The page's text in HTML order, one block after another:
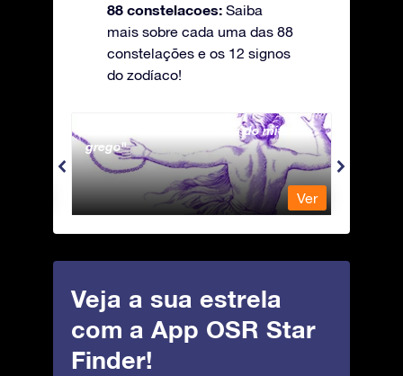
88 constelacoes: Saiba
mais sobre cada uma das 88
constelações e os 12 signos
do zodíaco!
Andromeda - A Princesa do mito
grego
Ver
Veja a sua estrela
com a App OSR Star
Finder!